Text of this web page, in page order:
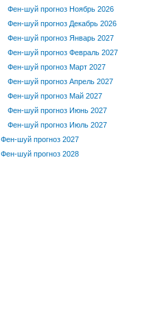
Фен-шуй прогноз Ноябрь 2026
Фен-шуй прогноз Декабрь 2026
Фен-шуй прогноз Январь 2027
Фен-шуй прогноз Февраль 2027
Фен-шуй прогноз Март 2027
Фен-шуй прогноз Апрель 2027
Фен-шуй прогноз Май 2027
Фен-шуй прогноз Июнь 2027
Фен-шуй прогноз Июль 2027
Фен-шуй прогноз 2027
Фен-шуй прогноз 2028